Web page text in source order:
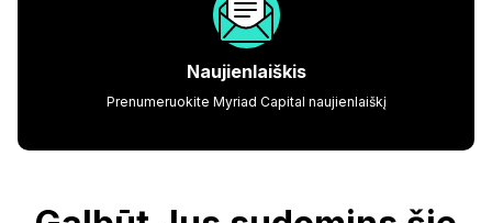
Naujienlaiškis
Prenumeruokite Myriad Capital naujienlaiškį